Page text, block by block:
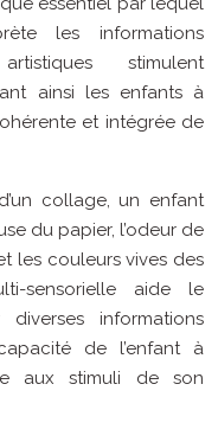
les informations
stimulent
ainsi les enfants à
et intégrée de
collage, un enfant
du papier, l’odeur de
les couleurs vives des
sensorielle aide le
informations
de l’enfant à
aux stimuli de son